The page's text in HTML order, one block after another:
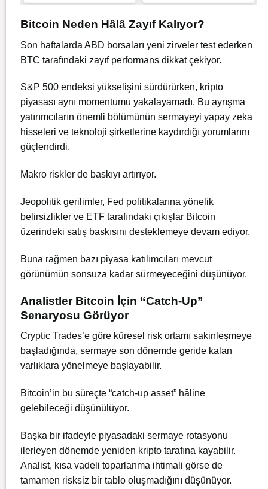
Bitcoin Neden Hâlâ Zayıf Kalıyor?
Son haftalarda ABD borsaları yeni zirveler test ederken
BTC tarafındaki zayıf performans dikkat çekiyor.
S&P 500 endeksi yükselişini sürdürürken, kripto
piyasası aynı momentumu yakalayamadı. Bu ayrışma
yatırımcıların önemli bölümünün sermayeyi yapay zeka
hisseleri ve teknoloji şirketlerine kaydırdığı yorumlarını
güçlendirdi.
Makro riskler de baskıyı artırıyor.
Jeopolitik gerilimler, Fed politikalarına yönelik
belirsizlikler ve ETF tarafındaki çıkışlar Bitcoin
üzerindeki satış baskısını desteklemeye devam ediyor.
Buna rağmen bazı piyasa katılımcıları mevcut
görünümün sonsuza kadar sürmeyeceğini düşünüyor.
Analistler Bitcoin İçin “Catch-Up”
Senaryosu Görüyor
Cryptic Trades’e göre küresel risk ortamı sakinleşmeye
başladığında, sermaye son dönemde geride kalan
varlıklara yönelmeye başlayabilir.
Bitcoin’in bu süreçte “catch-up asset” hâline
gelebileceği düşünülüyor.
Başka bir ifadeyle piyasadaki sermaye rotasyonu
ilerleyen dönemde yeniden kripto tarafına kayabilir.
Analist, kısa vadeli toparlanma ihtimali görse de
tamamen risksiz bir tablo oluşmadığını düşünüyor.